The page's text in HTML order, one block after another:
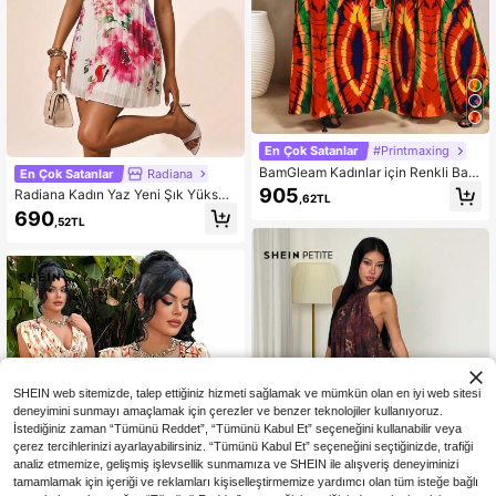
En Çok Satanlar Radiana
Radiana Kadın Yaz Yeni Şık Yüksek
Yaka Pileli Tatil Çiçek Desenli Kolsu
z Mini Elbise, Çok Yönlü Temel, Gün
til, Plaj, Randevu, Doğum Günü, Me
zuniyet, , Retro Stil, Müzik Festivali,
Toplantı, Parti
690 ,52TL
En Çok Satanlar #Printmaxing
BamGleam Kadınlar için Renkli Bas
kılı Sırtı Açık Elbise
905 ,62TL
SHEIN web sitemizde, talep ettiğiniz hizmeti sağlamak ve mümkün olan en iyi web sitesi
deneyimini sunmayı amaçlamak için çerezler ve benzer teknolojiler kullanıyoruz.
İstediğiniz zaman “Tümünü Reddet”, “Tümünü Kabul Et” seçeneğini kullanabilir veya
çerez tercihlerinizi ayarlayabilirsiniz. “Tümünü Kabul Et” seçeneğini seçtiğinizde, trafiği
analiz etmemize, gelişmiş işlevsellik sunmamıza ve SHEIN ile alışveriş deneyiminizi
tamamlamak için içeriği ve reklamları kişiselleştirmemize yardımcı olan tüm isteğe bağlı